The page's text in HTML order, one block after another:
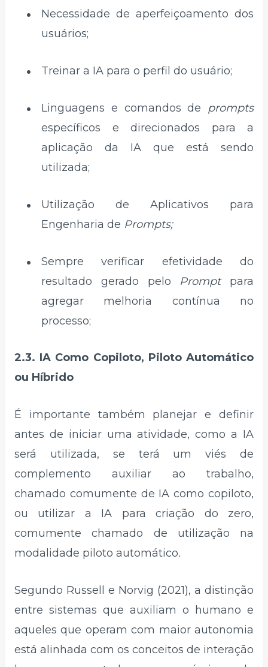
Necessidade de aperfeiçoamento dos
usuários;
Treinar a IA para o perfil do usuário;
Linguagens e comandos de prompts
específicos e direcionados para a
aplicação da IA que está sendo
utilizada;
Utilização de Aplicativos para
Engenharia de Prompts;
Sempre verificar efetividade do
resultado gerado pelo Promptpara
agregar melhoria contínua no
processo;
2.3. IA Como Copiloto, Piloto Automático
ou Híbrido
É importante também planejar e definir
antes de iniciar uma atividade, como a IA
será utilizada, se terá um viés de
complemento auxiliar ao trabalho,
chamado comumente de IA como copiloto,
ou utilizar a IA para criação do zero,
comumente chamado de utilização na
modalidade piloto automático.
Segundo Russell e Norvig (2021), a distinção
entre sistemas que auxiliam o humano e
aqueles que operam com maior autonomia
está alinhada com os conceitos de interação